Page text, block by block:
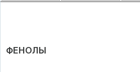
ФЕНОЛЫ